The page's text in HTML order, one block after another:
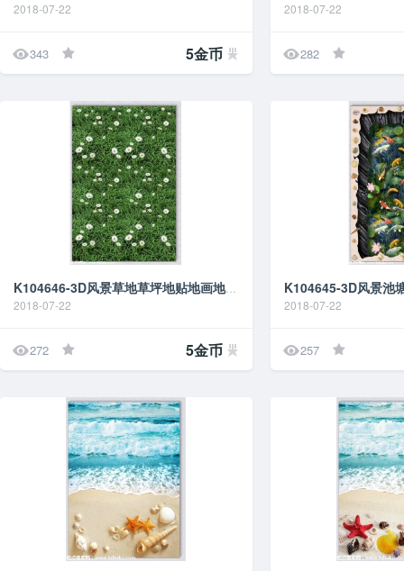
2018-07-22
343 5金币
2018-07-22
282
K104646-3D风景草地草坪地贴地画地台图
2018-07-22
272 5金币
2018-07-22
257